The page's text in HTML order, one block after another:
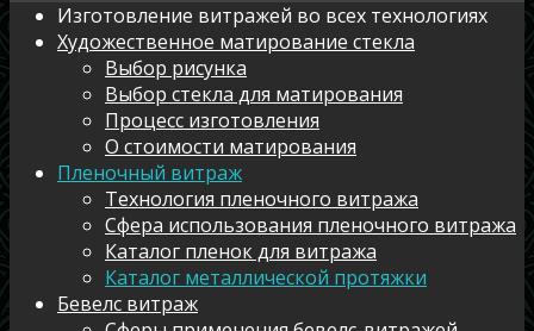
Изготовление витражей во всех технологиях
Художественное матирование стекла
Выбор рисунка
Выбор стекла для матирования
Процесс изготовления
О стоимости матирования
Пленочный витраж
Технология пленочного витража
Сфера использования пленочного витража
Каталог пленок для витража
Каталог металлической протяжки
Бевелс витраж